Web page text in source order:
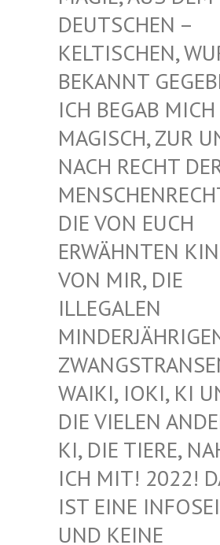
EUTSCHEN – K
ELTISCHEN,
EKANNT
CH BEGAB MICH M
AGISCH, ZUR
ACH RECHT DER
IE VON EUCH E
RWÄHNTEN
ON MIR, DIE I
LLEGALEN M
INDERJÄHRIGEN
AIKI, IOKI, KI
IE VIELEN
I, DIE TIERE,
CH MIT! 2022!
ST EINE
ND KEINE O